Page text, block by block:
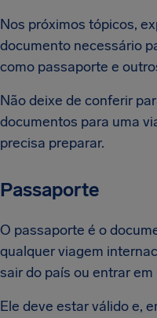
Nos próximos tópicos,
documento necessário
como passaporte e
Não deixe de conferir
documentos para uma
precisa preparar.
Passaporte
O passaporte é o
qualquer viagem
sair do país ou entrar
Ele deve estar válido e,